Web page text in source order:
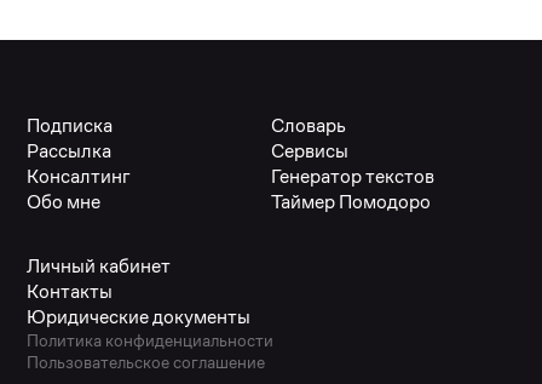
Подписка
Рассылка
Консалтинг
Обо мне
Словарь
Сервисы
Генератор текстов
Таймер Помодоро
Личный кабинет
Контакты
Юридические документы
Политика конфиденциальности
Пользовательское соглашение